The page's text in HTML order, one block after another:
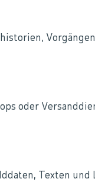
oder
Texten